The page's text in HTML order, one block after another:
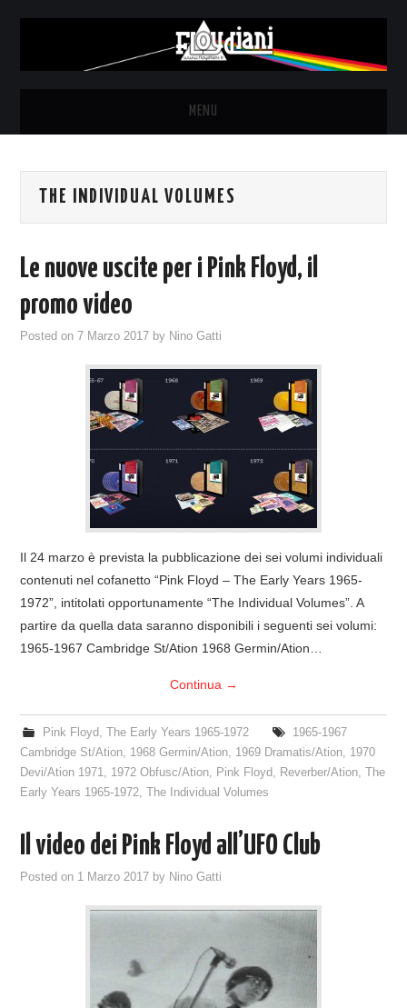
MENU
NEWS
SYD BARRETT – ALLE SOGLIE
DELL’ALBA
COVER & TRIBUTI
DISCOGRAFIA
CONTATTI
POLICY/COOKIES
THE INDIVIDUAL VOLUMES
Le nuove uscite per i Pink Floyd, il
promo video
Posted on7 Marzo 2017 by Nino Gatti
Il 24 marzo è prevista la pubblicazione dei sei volumi individuali
contenuti nel cofanetto “Pink Floyd – The Early Years 1965-
1972”, intitolati opportunamente “The Individual Volumes”. A
partire da quella data saranno disponibili i seguenti sei volumi:
1965-1967 Cambridge St/Ation 1968 Germin/Ation…
Continua →
Pink Floyd, The Early Years 1965-1972
1965-1967
Cambridge St/Ation, 1968 Germin/Ation, 1969 Dramatis/Ation, 1970
Devi/Ation 1971, 1972 Obfusc/Ation, Pink Floyd, Reverber/Ation,The
Early Years 1965-1972,The Individual Volumes
Il video dei Pink Floyd all’UFO Club
Posted on 1 Marzo 2017 by Nino Gatti